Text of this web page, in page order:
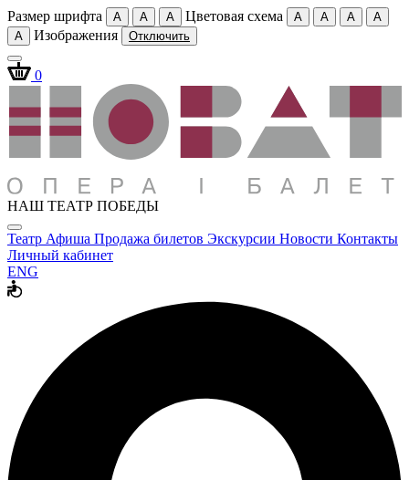
Размер шрифта A A A Цветовая схема A A A
A
A
Изображения Отключить
0
НАШ ТЕАТР ПОБЕДЫ
Театр Афиша Продажа билетов Экскурсии Новости Контакты
Личный кабинет
ENG